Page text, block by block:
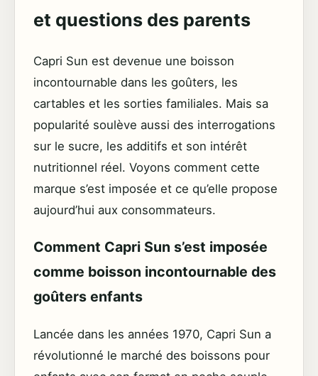
et questions des parents
Capri Sun est devenue une boisson
incontournable dans les goûters, les
cartables et les sorties familiales. Mais sa
popularité soulève aussi des interrogations
sur le sucre, les additifs et son intérêt
nutritionnel réel. Voyons comment cette
marque s’est imposée et ce qu’elle propose
aujourd’hui aux consommateurs.
Comment Capri Sun s’est imposée
comme boisson incontournable des
goûters enfants
Lancée dans les années 1970, Capri Sun a
révolutionné le marché des boissons pour